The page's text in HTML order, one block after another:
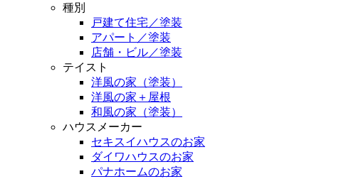
種別
戸建て住宅／塗装
アパート／塗装
店舗・ビル／塗装
テイスト
洋風の家（塗装）
洋風の家＋屋根
和風の家（塗装）
ハウスメーカー
セキスイハウスのお家
ダイワハウスのお家
パナホームのお家